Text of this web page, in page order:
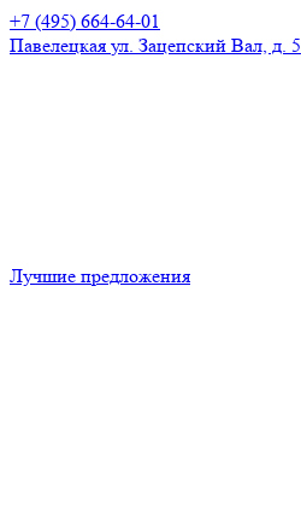
+7 (495) 664-64-01
Павелецкая ул. Зацепский Вал, д. 5
Лучшие предложения